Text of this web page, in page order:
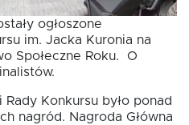
ogłoszone
im. Jacka Kuronia na
Społeczne Roku. O
Konkursu było ponad
nagród. Nagroda Główna